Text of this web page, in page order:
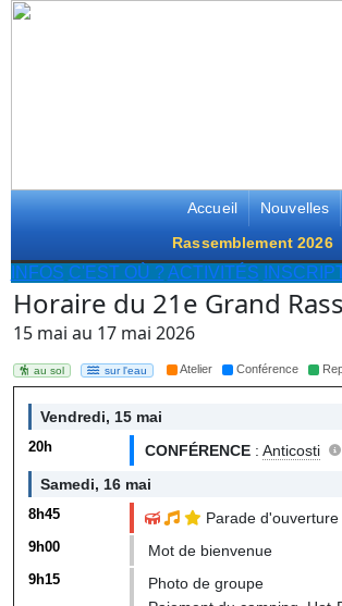
Accueil Nouvelles
Rassemblement 2026
INFOS C'EST OÙ ? ACTIVITÉS
Horaire du 21e Grand
15 mai au 17 mai 2026
au sol sur l'eau Atelier Conférence
Vendredi, 15 mai
20h CONFÉRENCE: Anticosti
Samedi, 16 mai
8h45 Parade
9h00 Mot de bienvenue
9h15
Photo de groupe